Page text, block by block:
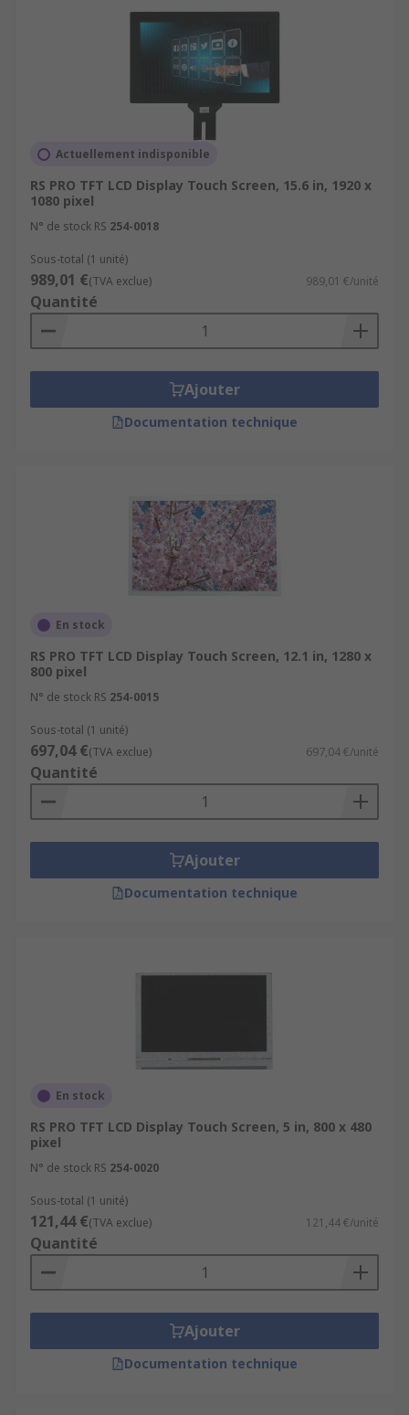
Actuellement indisponible
RS PRO TFT LCD Display Touch Screen, 15.6 in, 1920 x
1080 pixel
N° de stock RS 254-0018
Sous-total (1 unité)
989,01 €(TVA exclue) 989,01 €/unité
Quantité
Ajouter
Documentation technique
En stock
RS PRO TFT LCD Display Touch Screen, 12.1 in, 1280 x
800 pixel
N° de stock RS 254-0015
Sous-total (1 unité)
697,04 €(TVA exclue) 697,04 €/unité
Quantité
Ajouter
Documentation technique
En stock
RS PRO TFT LCD Display Touch Screen, 5 in, 800 x 480
pixel
N° de stock RS 254-0020
Sous-total (1 unité)
121,44 €(TVA exclue) 121,44 €/unité
Quantité
Ajouter
Documentation technique